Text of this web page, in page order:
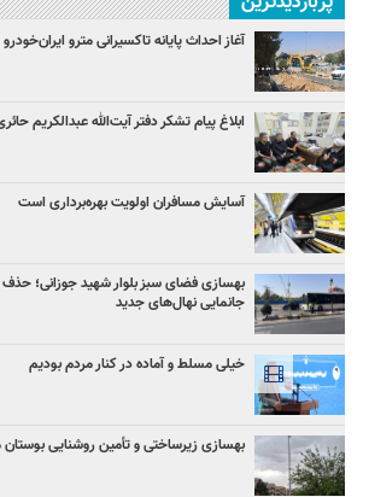
آغاز احداث پایانه تاکسیرانی مترو ایران‌خودرو
ابلاغ پیام تشکر دفتر آیت‌الله عبدالکریم
آسایش مسافران اولویت بهره‌برداری است
بهسازی فضای سبز بلوار شهید جوزانی؛
جانمایی نهال‌های جدید
خیلی مسلط و آماده در کنار مردم بودیم
بهسازی زیرساختی و تأمین روشنایی